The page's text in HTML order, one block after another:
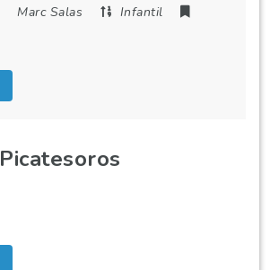
Marc Salas
Infantil
Picatesoros